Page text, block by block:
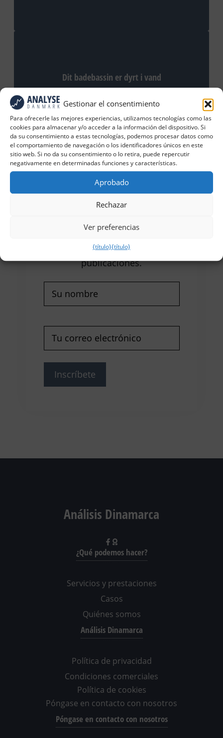
Gestionar el consentimiento
Para ofrecerle las mejores experiencias, utilizamos tecnologías como las
cookies para almacenar y/o acceder a la información del dispositivo. Si
da su consentimiento a estas tecnologías, podemos procesar datos como
el comportamiento de navegación o los identificadores únicos en este
sitio web. Si no da su consentimiento o lo retira, puede repercutir
negativamente en determinadas funciones y características.
Aprobado
Rechazar
Ver preferencias
{título}{título}
Dit badebassin er dyrt i vand
Reciba nuestras últimas
noticias y artículos
Rellene el formulario para recibir
nuestras últimas noticias y
publicaciones.
(Obligatorio)
electrónico(Obligatorio)
Análisis Dinamarca
¿Qué podemos hacer?
Servicios y prestaciones
Casos
Quiénes somos
Análisis Dinamarca
Política de privacidad
Condiciones comerciales
Política de cookies
Póngase en contacto con nosotros
Póngase en contacto con nosotros